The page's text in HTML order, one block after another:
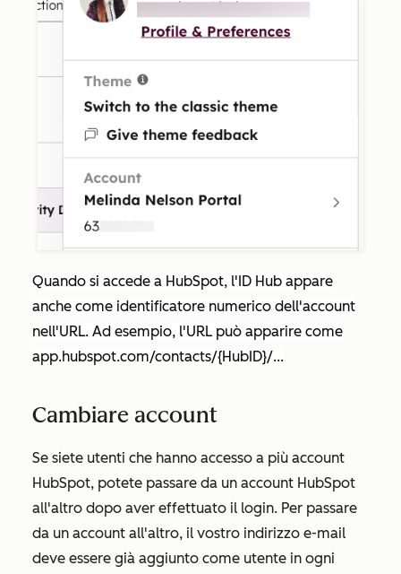
Quando si accede a HubSpot, l'ID Hub appare
anche come identificatore numerico dell'account
nell'URL. Ad esempio, l'URL può apparire come
app.hubspot.com/contacts/{HubID}/...
Cambiare account
Se siete utenti che hanno accesso a più account
HubSpot, potete passare da un account HubSpot
all'altro dopo aver effettuato il login. Per passare
da un account all'altro, il vostro indirizzo e-mail
deve essere già aggiunto come utente in ogni